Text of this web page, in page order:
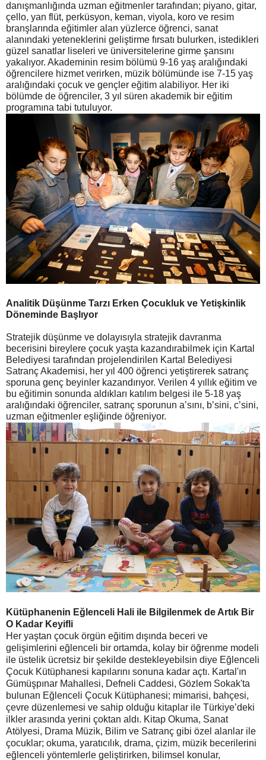
danışmanlığında uzman eğitmenler tarafından; piyano, gitar,
çello, yan flüt, perküsyon, keman, viyola, koro ve resim
branşlarında eğitimler alan yüzlerce öğrenci, sanat
alanındaki yeteneklerini geliştirme fırsatı bulurken, istedikleri
güzel sanatlar liseleri ve üniversitelerine girme şansını
yakalıyor. Akademinin resim bölümü 9-16 yaş aralığındaki
öğrencilere hizmet verirken, müzik bölümünde ise 7-15 yaş
aralığındaki çocuk ve gençler eğitim alabiliyor. Her iki
bölümde de öğrenciler, 3 yıl süren akademik bir eğitim
programına tabi tutuluyor.
Analitik Düşünme Tarzı Erken Çocukluk ve Yetişkinlik
Döneminde Başlıyor
Stratejik düşünme ve dolayısıyla stratejik davranma
becerisini bireylere çocuk yaşta kazandırabilmek için Kartal
Belediyesi tarafından projelendirilen Kartal Belediyesi
Satranç Akademisi, her yıl 400 öğrenci yetiştirerek satranç
sporuna genç beyinler kazandırıyor. Verilen 4 yıllık eğitim ve
bu eğitimin sonunda aldıkları katılım belgesi ile 5-18 yaş
aralığındaki öğrenciler, satranç sporunun a’sını, b’sini, c’sini,
uzman eğitmenler eşliğinde öğreniyor.
Kütüphanenin Eğlenceli Hali ile Bilgilenmek de Artık Bir
O Kadar Keyifli
Her yaştan çocuk örgün eğitim dışında beceri ve
gelişimlerini eğlenceli bir ortamda, kolay bir öğrenme modeli
ile üstelik ücretsiz bir şekilde destekleyebilsin diye Eğlenceli
Çocuk Kütüphanesi kapılarını sonuna kadar açtı. Kartal'ın
Gümüşpınar Mahallesi, Defneli Caddesi, Gözlem Sokak'ta
bulunan Eğlenceli Çocuk Kütüphanesi; mimarisi, bahçesi,
çevre düzenlemesi ve sahip olduğu kitaplar ile Türkiye’deki
ilkler arasında yerini çoktan aldı. Kitap Okuma, Sanat
Atölyesi, Drama Müzik, Bilim ve Satranç gibi özel alanlar ile
çocuklar; okuma, yaratıcılık, drama, çizim, müzik becerilerini
eğlenceli yöntemlerle geliştirirken, bilimsel konular,